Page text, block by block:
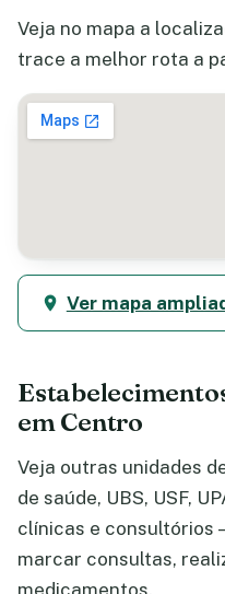
Veja no mapa a
trace a melhor rota a
Ver mapa
em Centro
Veja outras unidades
de saúde, UBS, USF,
clínicas e consultórios
marcar consultas,
medicamentos.